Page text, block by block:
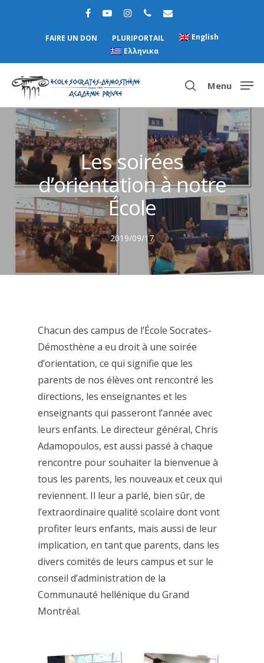
FAIRE UN DON PLURIPORTAIL
English
Ελληνικα
Hit enter to search or ESC to close
Menu
Les soirées
d’orientation à notre
École
2019/09/17
Chacun des campus de l’École Socrates-
Démosthène a eu droit à une soirée
d’orientation, ce qui signifie que les
parents de nos élèves ont rencontré les
directions, les enseignantes et les
enseignants qui passeront l’année avec
leurs enfants. Le directeur général, Chris
Adamopoulos, est aussi passé à chaque
rencontre pour souhaiter la bienvenue à
tous les parents, les nouveaux et ceux qui
reviennent. Il leur a parlé, bien sûr, de
l’extraordinaire qualité scolaire dont vont
profiter leurs enfants, mais aussi de leur
implication, en tant que parents, dans les
divers comités de leurs campus et sur le
conseil d’administration de la
Communauté hellénique du Grand
Montréal.